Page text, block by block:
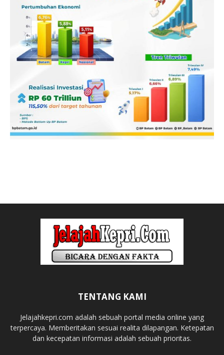
TENTANG KAMI
Jelajahkepri.com adalah sebuah portal media online yang
terpercaya. Memberitakan sesuai realita dilapangan. Ketepatan
dan kecepatan informasi adalah sebuah prioritas.